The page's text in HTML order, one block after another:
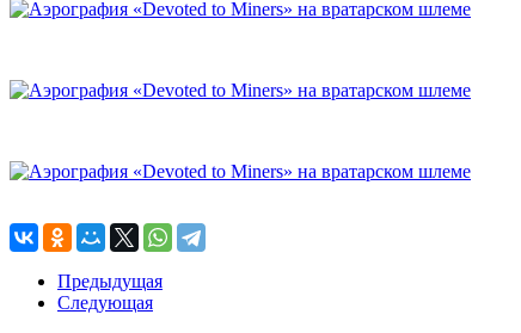
Предыдущая
Следующая